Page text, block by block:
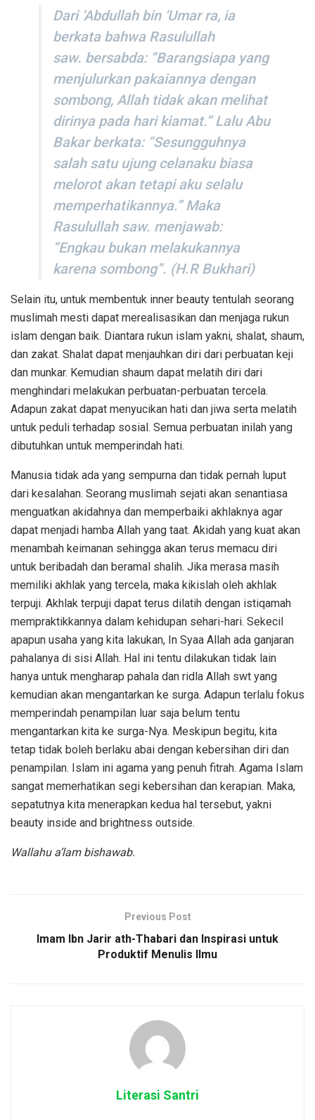
Dari ‘Abdullah bin ‘Umar ra, ia
berkata bahwa Rasulullah
saw. bersabda: “Barangsiapa yang
menjulurkan pakaiannya dengan
sombong, Allah tidak akan melihat
dirinya pada hari kiamat.” Lalu Abu
Bakar berkata: “Sesungguhnya
salah satu ujung celanaku biasa
melorot akan tetapi aku selalu
memperhatikannya.” Maka
Rasulullah saw. menjawab:
“Engkau bukan melakukannya
karena sombong”. (H.R Bukhari)
Selain itu, untuk membentuk inner beauty tentulah seorang
muslimah mesti dapat merealisasikan dan menjaga rukun
islam dengan baik. Diantara rukun islam yakni, shalat, shaum,
dan zakat. Shalat dapat menjauhkan diri dari perbuatan keji
dan munkar. Kemudian shaum dapat melatih diri dari
menghindari melakukan perbuatan-perbuatan tercela.
Adapun zakat dapat menyucikan hati dan jiwa serta melatih
untuk peduli terhadap sosial. Semua perbuatan inilah yang
dibutuhkan untuk memperindah hati.
Manusia tidak ada yang sempurna dan tidak pernah luput
dari kesalahan. Seorang muslimah sejati akan senantiasa
menguatkan akidahnya dan memperbaiki akhlaknya agar
dapat menjadi hamba Allah yang taat. Akidah yang kuat akan
menambah keimanan sehingga akan terus memacu diri
untuk beribadah dan beramal shalih. Jika merasa masih
memiliki akhlak yang tercela, maka kikislah oleh akhlak
terpuji. Akhlak terpuji dapat terus dilatih dengan istiqamah
mempraktikkannya dalam kehidupan sehari-hari. Sekecil
apapun usaha yang kita lakukan, In Syaa Allah ada ganjaran
pahalanya di sisi Allah. Hal ini tentu dilakukan tidak lain
hanya untuk mengharap pahala dan ridla Allah swt yang
kemudian akan mengantarkan ke surga. Adapun terlalu fokus
memperindah penampilan luar saja belum tentu
mengantarkan kita ke surga-Nya. Meskipun begitu, kita
tetap tidak boleh berlaku abai dengan kebersihan diri dan
penampilan. Islam ini agama yang penuh fitrah. Agama Islam
sangat memerhatikan segi kebersihan dan kerapian. Maka,
sepatutnya kita menerapkan kedua hal tersebut, yakni
beauty inside and brightness outside.
Wallahu a’lam bishawab.
Previous Post
Imam Ibn Jarir ath-Thabari dan Inspirasi untuk
Produktif Menulis Ilmu
Literasi Santri